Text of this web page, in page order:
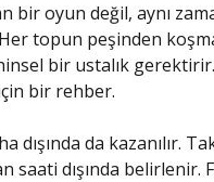
bir oyun değil, aynı
topun peşinden
bir ustalık
bir rehber.
dışında da kazanılır.
saati dışında belirlenir.